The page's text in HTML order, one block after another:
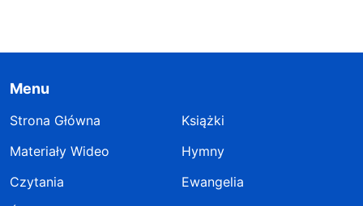
Menu
Strona Główna
Książki
Materiały Wideo
Hymny
Czytania
Ewangelia